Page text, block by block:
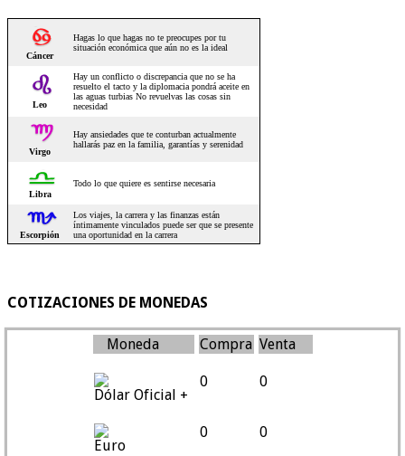
COTIZACIONES DE MONEDAS
Moneda Compra Venta
Dólar Oficial +
0 0
Euro
0 0